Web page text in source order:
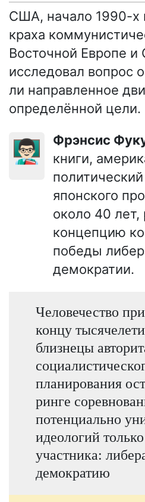
США, начало 1990-х
краха
Восточной Европе
исследовал вопрос
ли направленное
определённой цели.
👨🏻‍🏫 Фрэнсис
книги,
японского
около 40 лет,
концепцию
победы
демократии.
Человечество
концу
близнецы
планирования
ринге
потенциально
идеологий
участника:
демократию